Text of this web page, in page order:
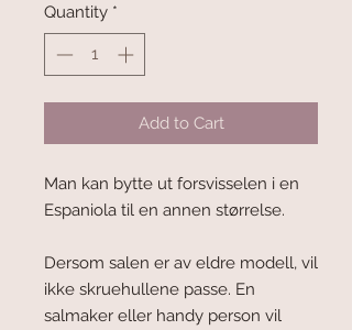
Quantity *
Add to Cart
Man kan bytte ut forsvisselen i en
Espaniola til en annen størrelse.
Dersom salen er av eldre modell, vil
ikke skruehullene passe. En
salmaker eller handy person vil